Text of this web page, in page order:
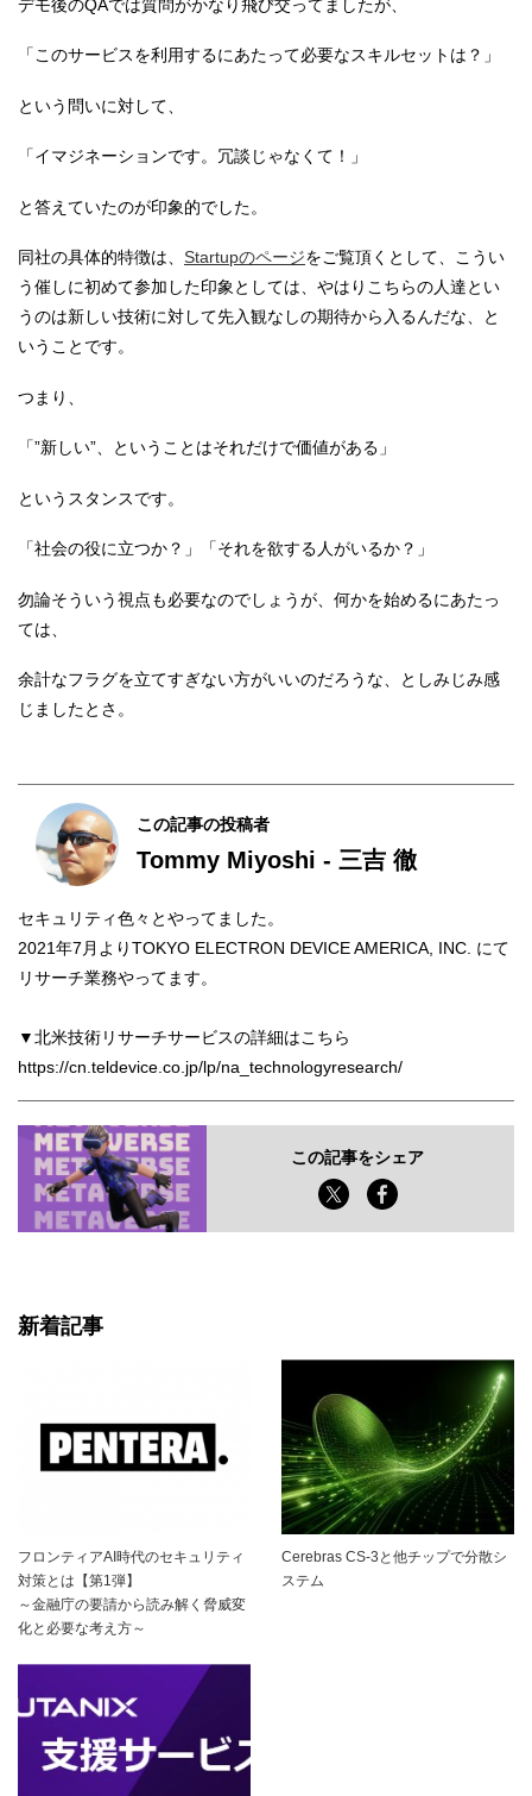
デモ後のQAでは質問がかなり飛び交ってましたが、
「このサービスを利用するにあたって必要なスキルセットは？」
という問いに対して、
「イマジネーションです。冗談じゃなくて！」
と答えていたのが印象的でした。
同社の具体的特徴は、 Startupのページをご覧頂くとして、こうい
う催しに初めて参加した印象としては、やはりこちらの人達とい
うのは新しい技術に対して先入観なしの期待から入るんだな、と
いうことです。
つまり、
「”新しい”、ということはそれだけで価値がある」
というスタンスです。
「社会の役に立つか？」「それを欲する人がいるか？」
勿論そういう視点も必要なのでしょうが、何かを始めるにあたっ
ては、
余計なフラグを立てすぎない方がいいのだろうな、としみじみ感
じましたとさ。
この記事の投稿者
Tommy Miyoshi - 三吉 徹
セキュリティ色々とやってました。
2021年7月よりTOKYO ELECTRON DEVICE AMERICA, INC. にて
リサーチ業務やってます。
▼北米技術リサーチサービスの詳細はこちら
https://cn.teldevice.co.jp/lp/na_technologyresearch/
この記事をシェア
新着記事
フロンティアAI時代のセキュリティ
対策とは【第1弾】
～金融庁の要請から読み解く脅威変
化と必要な考え方～
Cerebras CS-3と他チップで分散シ
ステム